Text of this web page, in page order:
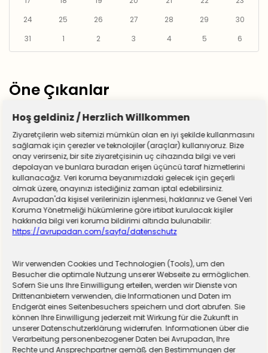
24
25 26 27 28 29
30
31
1 2 3 4 5 6
Öne Çıkanlar
Almanya zorunlu askerliğe hazırlanıyor! Sivil
hizmet için düğmeye basıldı
Hoş geldiniz / Herzlich Willkommen
Ziyaretçilerin web sitemizi mümkün olan en iyi şekilde kullanmasını
sağlamak için çerezler ve teknolojiler (araçlar) kullanıyoruz. Bize
onay verirseniz, bir site ziyaretçisinin uç cihazında bilgi ve veri
depolayan ve bunlara buradan erişen üçüncü taraf hizmetlerini
kullanacağız. Veri koruma beyanımızdaki gelecek için geçerli
olmak üzere, onayınızı istediğiniz zaman iptal edebilirsiniz.
Avrupadan'da kişisel verilerinizin işlenmesi, haklarınız ve Genel Veri
Koruma Yönetmeliği hükümlerine göre irtibat kurulacak kişiler
hakkında bilgi veri koruma bildirimi altında bulunabilir:
https://avrupadan.com/sayfa/datenschutz
Wir verwenden Cookies und Technologien (Tools), um den
Besucher die optimale Nutzung unserer Webseite zu ermöglichen.
Sofern Sie uns Ihre Einwilligung erteilen, werden wir Dienste von
Drittenanbietern verwenden, die Informationen und Daten im
Endgerät eines Seitenbesuchers speichern und dort abrufen. Sie
können Ihre Einwilligung jederzeit mit Wirkung für die Zukunft in
unserer Datenschutzerklärung widerrufen. Informationen über die
Verarbeitung personenbezogener Daten bei Avrupadan, Ihre
Rechte und Ansprechpartner gemäß den Bestimmungen der